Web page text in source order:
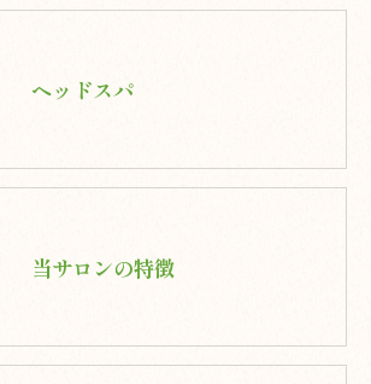
ヘッドスパ
当サロンの特徴